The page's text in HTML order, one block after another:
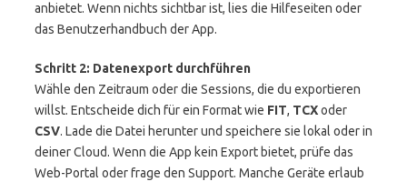
anbietet. Wenn nichts sichtbar ist, lies die Hilfeseiten oder
das Benutzerhandbuch der App.
Schritt 2: Datenexport durchführen
Wähle den Zeitraum oder die Sessions, die du exportieren
willst. Entscheide dich für ein Format wie FIT, TCXoder
CSV. Lade die Datei herunter und speichere sie lokal oder in
deiner Cloud. Wenn die App kein Export bietet, prüfe das
Web-Portal oder frage den Support. Manche Geräte erlaub